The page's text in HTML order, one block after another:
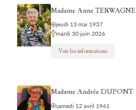
Madame Anne TERWAGNE
jeudi 13 mai 1937
mardi 30 juin 2026
Voir les informations
Madame Andrée DUPONT
samedi 12 avril 1941